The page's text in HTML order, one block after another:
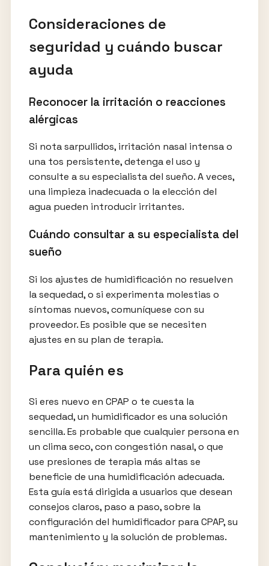
Consideraciones de
seguridad y cuándo buscar
ayuda
Reconocer la irritación o reacciones
alérgicas
Si nota sarpullidos, irritación nasal intensa o
una tos persistente, detenga el uso y
consulte a su especialista del sueño. A veces,
una limpieza inadecuada o la elección del
agua pueden introducir irritantes.
Cuándo consultar a su especialista del
sueño
Si los ajustes de humidificación no resuelven
la sequedad, o si experimenta molestias o
síntomas nuevos, comuníquese con su
proveedor. Es posible que se necesiten
ajustes en su plan de terapia.
Para quién es
Si eres nuevo en CPAP o te cuesta la
sequedad, un humidificador es una solución
sencilla. Es probable que cualquier persona en
un clima seco, con congestión nasal, o que
use presiones de terapia más altas se
beneficie de una humidificación adecuada.
Esta guía está dirigida a usuarios que desean
consejos claros, paso a paso, sobre la
configuración del humidificador para CPAP, su
mantenimiento y la solución de problemas.